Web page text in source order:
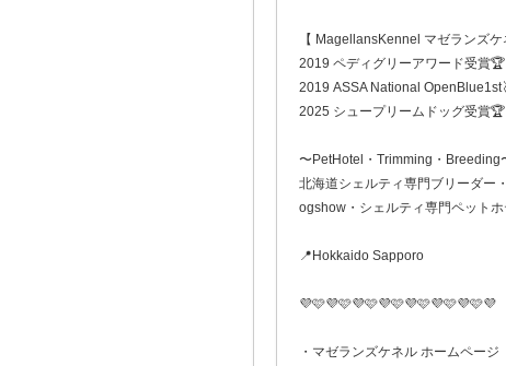
【 MagellansKennel マゼランズケ
2019 ペディグリーアワード受賞🏆
2019 ASSA National
2025 シュープリームドッグ受賞🏆
〜PetHotel・Trimming・Breeding
北海道シェルティ専門ブリーダー
ogshow・シェルティ専門ペット
📍Hokkaido Sapporo
💜🩷💜🩷💜🩷💜🩷💜🩷💜🩷💜🩷💜
・マゼランズケネル ホームページ